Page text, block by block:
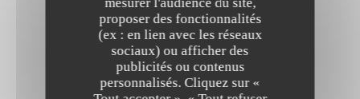
proposer des fonctionnalités
(ex : en lien avec les réseaux
sociaux) ou afficher des
publicités ou contenus
personnalisés. Cliquez sur «
Secret du chef !
Liste des allergènes
19,00 EUR